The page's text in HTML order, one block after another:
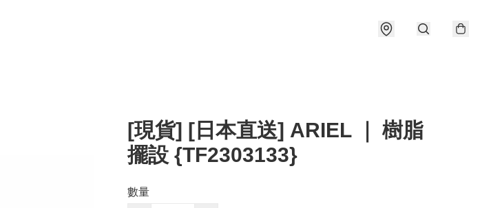
[現貨] [日本直送] ARIEL ｜ 樹脂
擺設 {TF2303133}
數量